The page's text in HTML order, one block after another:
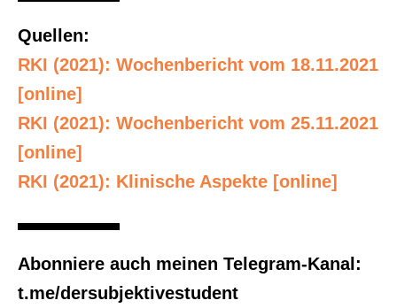
Quellen:
RKI (2021): Wochenbericht vom 18.11.2021
[online]
RKI (2021): Wochenbericht vom 25.11.2021
[online]
RKI (2021): Klinische Aspekte [online]
Abonniere auch meinen Telegram-Kanal:
t.me/dersubjektivestudent